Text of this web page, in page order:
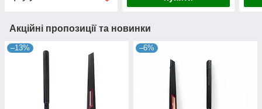
Акційні пропозиції та новинки
–13% –6%